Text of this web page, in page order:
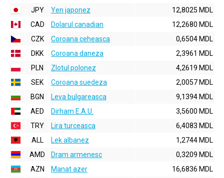
JPY
Yen japonez
12,8025 MDL
CAD
Dolarul canadian
12,2680 MDL
CZK
Coroana ceheasca
0,6504 MDL
DKK
Coroana daneza
2,3961 MDL
PLN
Zlotul polonez
4,2619 MDL
SEK
Coroana suedeza
2,0057 MDL
BGN
Leva bulgareasca
9,1394 MDL
AED
Dirham E.A.U.
3,5600 MDL
TRY
Lira turceasca
6,4083 MDL
ALL
Lek albanez
1,2744 MDL
AMD
Dram armenesc
0,3209 MDL
AZN
Manat azer
16,6836 MDL